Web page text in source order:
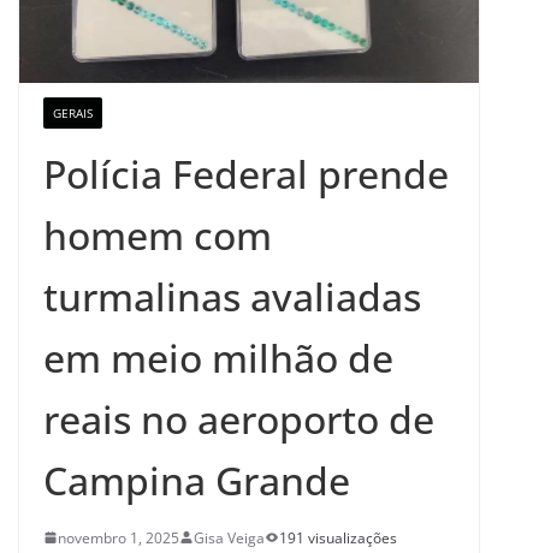
GERAIS
Polícia Federal prende
homem com
turmalinas avaliadas
em meio milhão de
reais no aeroporto de
Campina Grande
novembro 1, 2025 Gisa Veiga
191 visualizações